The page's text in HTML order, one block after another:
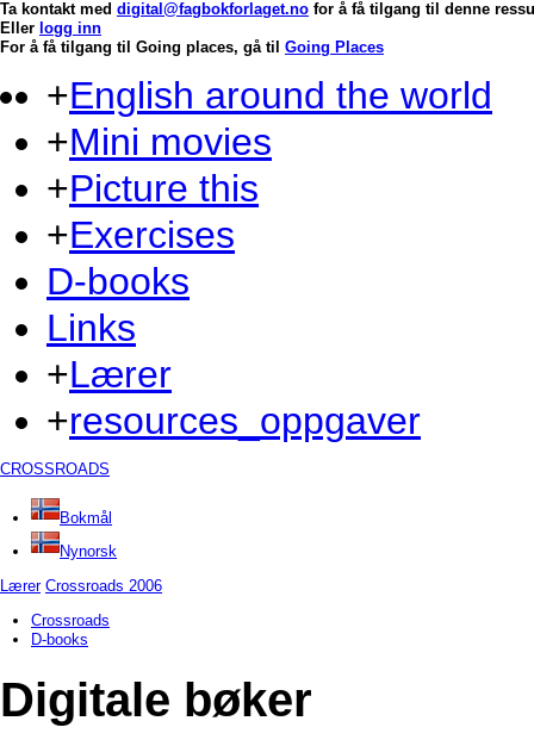
Ta kontakt med digital@fagbokforlaget.no for å få tilgang til denne
Eller logg inn
For å få tilgang til Going places, gå til Going Places
+English around the world
+Mini movies
+Picture this
+Exercises
D-books
Links
+Lærer
+resources_oppgaver
CROSSROADS
Bokmål
Nynorsk
Lærer Crossroads 2006
Crossroads
D-books
Digitale bøker